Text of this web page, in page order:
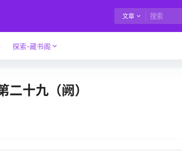
文章
探索-藏书阁
二十九（阙）